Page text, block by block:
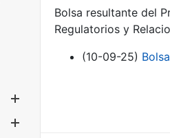
Bolsa resultante del
Regulatorios y
(10-09-25)